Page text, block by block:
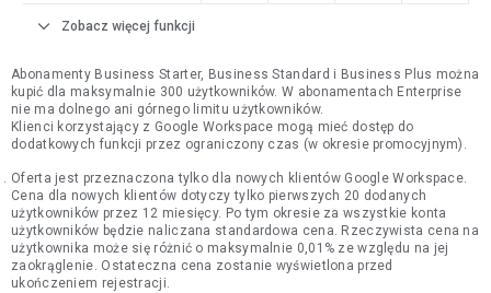
expand_more Zobacz więcej funkcji
Abonamenty Business Starter, Business Standard i Business Plus można
kupić dla maksymalnie 300 użytkowników. W abonamentach Enterprise
nie ma dolnego ani górnego limitu użytkowników.
Klienci korzystający z Google Workspace mogą mieć dostęp do
dodatkowych funkcji przez ograniczony czas (w okresie promocyjnym).
Oferta jest przeznaczona tylko dla nowych klientów Google Workspace.
Cena dla nowych klientów dotyczy tylko pierwszych 20 dodanych
użytkowników przez 12 miesięcy. Po tym okresie za wszystkie konta
użytkowników będzie naliczana standardowa cena. Rzeczywista cena na
użytkownika może się różnić o maksymalnie 0,01% ze względu na jej
zaokrąglenie. Ostateczna cena zostanie wyświetlona przed
ukończeniem rejestracji.